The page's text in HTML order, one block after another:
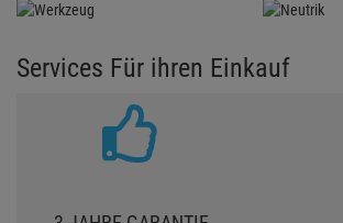
Services Für ihren Einkauf